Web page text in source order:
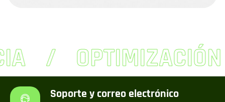
OPTIMIZACIÓN
Soporte y correo electrónico